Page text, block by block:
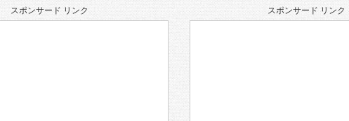
スポンサード リンク スポンサード リンク